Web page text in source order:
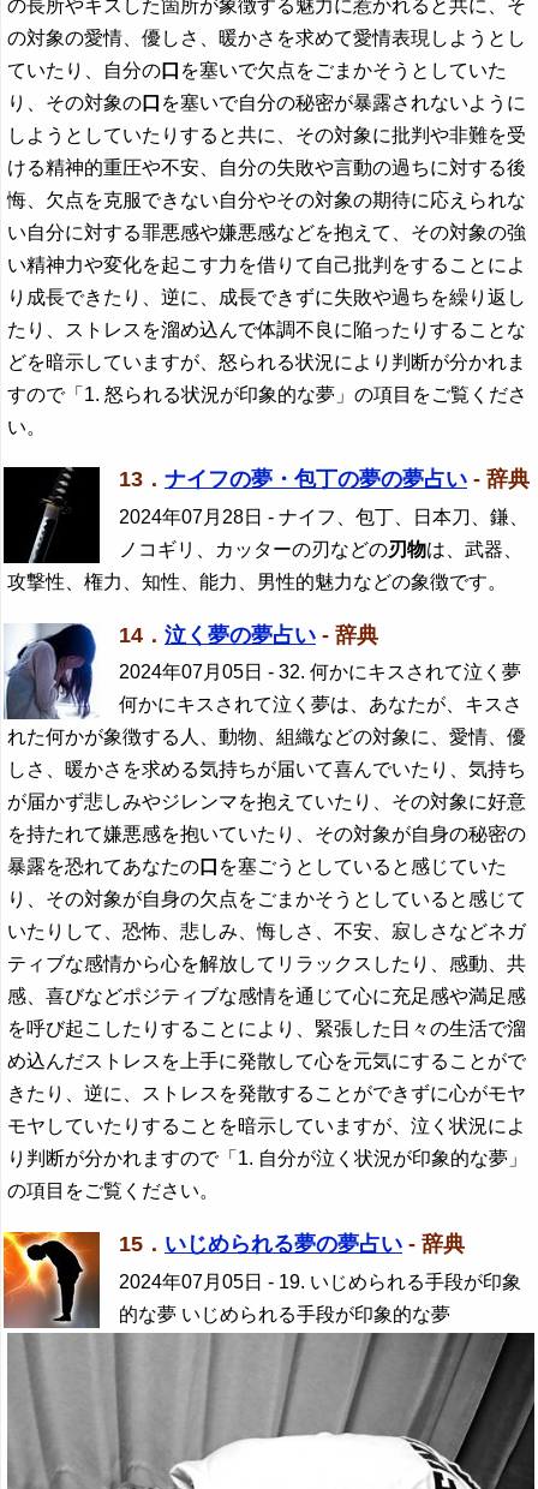
の長所やキスした箇所が象徴する魅力に惹かれると共に、そ
の対象の愛情、優しさ、暖かさを求めて愛情表現しようとし
ていたり、自分の口 を塞いで欠点をごまかそうとしていた
り、その対象の口 を塞いで自分の秘密が暴露されないように
しようとしていたりすると共に、その対象に批判や非難を受
ける精神的重圧や不安、自分の失敗や言動の過ちに対する後
悔、欠点を克服できない自分やその対象の期待に応えられな
い自分に対する罪悪感や嫌悪感などを抱えて、その対象の強
い精神力や変化を起こす力を借りて自己批判をすることによ
り成長できたり、逆に、成長できずに失敗や過ちを繰り返し
たり、ストレスを溜め込んで体調不良に陥ったりすることな
どを暗示していますが、怒られる状況により判断が分かれま
すので「1. 怒られる状況が印象的な夢」の項目をご覧くださ
い。
13． ナイフの夢・包丁の夢の夢占い - 辞典
2024年07月28日 - ナイフ、包丁、日本刀、鎌、
ノコギリ、カッターの刃などの刃物は、武器、
攻撃性、権力、知性、能力、男性的魅力などの象徴です。
14． 泣く夢の夢占い - 辞典
2024年07月05日 - 32. 何かにキスされて泣く夢
何かにキスされて泣く夢は、あなたが、キスさ
れた何かが象徴する人、動物、組織などの対象に、愛情、優
しさ、暖かさを求める気持ちが届いて喜んでいたり、気持ち
が届かず悲しみやジレンマを抱えていたり、その対象に好意
を持たれて嫌悪感を抱いていたり、その対象が自身の秘密の
暴露を恐れてあなたの口 を塞ごうとしていると感じていた
り、その対象が自身の欠点をごまかそうとしていると感じて
いたりして、恐怖、悲しみ、悔しさ、不安、寂しさなどネガ
ティブな感情から心を解放してリラックスしたり、感動、共
感、喜びなどポジティブな感情を通じて心に充足感や満足感
を呼び起こしたりすることにより、緊張した日々の生活で溜
め込んだストレスを上手に発散して心を元気にすることがで
きたり、逆に、ストレスを発散することができずに心がモヤ
モヤしていたりすることを暗示していますが、泣く状況によ
り判断が分かれますので「1. 自分が泣く状況が印象的な夢」
の項目をご覧ください。
15． いじめられる夢の夢占い - 辞典
2024年07月05日 - 19. いじめられる手段が印象
的な夢 いじめられる手段が印象的な夢